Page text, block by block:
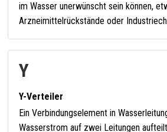
im Wasser unerwünscht sein können,
Arzneimittelrückstände oder
Y
Y-Verteiler
Ein Verbindungselement in
Wasserstrom auf zwei Leitungen